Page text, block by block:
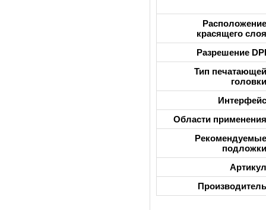
Расположение
красящего слоя
Разрешение DPI
Тип печатающей
головки
Интерфейс
Области применения
Рекомендуемые
подложки
Артикул
Производитель